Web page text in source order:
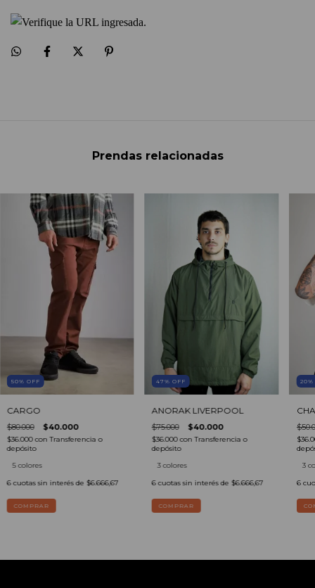
Prendas relacionadas
50% OFF
CARGO
$80.000 $40.000
$36.000con Transferencia o
depósito
5 colores
6 cuotas sin interés de $6.666,67
COMPRAR
47 % OFF
ANORAK LIVERPOOL
$75.000 $40.000
$36.000con Transferencia o
depósito
3 colores
6 cuotas sin interés de $6.666,67
COMPRAR
20
3
6